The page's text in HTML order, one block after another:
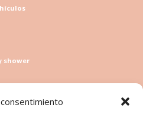
shower